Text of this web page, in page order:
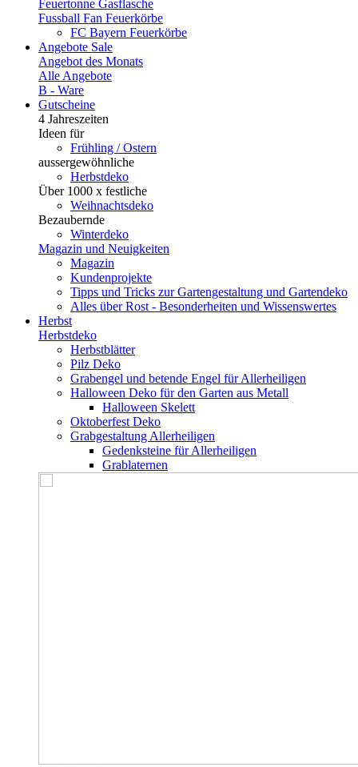
Feuertonne Gasflasche
Fussball Fan Feuerkörbe
FC Bayern Feuerkörbe
Angebote Sale
Angebot des Monats
Alle Angebote
B - Ware
Gutscheine
4 Jahreszeiten
Ideen für
Frühling / Ostern
aussergewöhnliche
Herbstdeko
Über 1000 x festliche
Weihnachtsdeko
Bezaubernde
Winterdeko
Magazin und Neuigkeiten
Magazin
Kundenprojekte
Tipps und Tricks zur Gartengestaltung und Gartendeko
Alles über Rost - Besonderheiten und Wissenswertes
Herbst
Herbstdeko
Herbstblätter
Pilz Deko
Grabengel und betende Engel für Allerheiligen
Halloween Deko für den Garten aus Metall
Halloween Skelett
Oktoberfest Deko
Grabgestaltung Allerheiligen
Gedenksteine für Allerheiligen
Grablaternen